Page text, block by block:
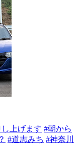
上げます #朝から
#道志みち #神奈川